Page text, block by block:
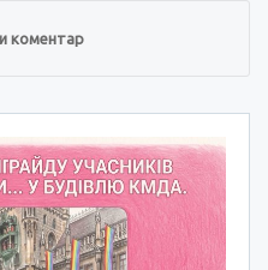
коментар